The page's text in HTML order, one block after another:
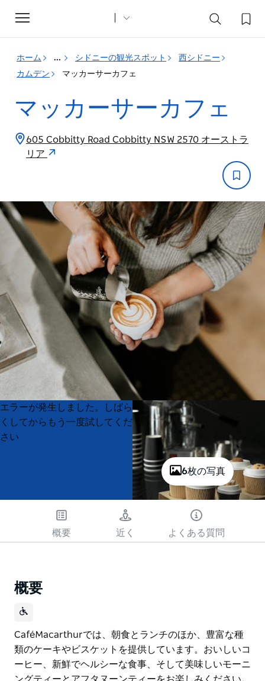
Toggle
navigation
ホーム ... シドニーの観光スポット
西シドニー
カムデン
マッカーサーカフェ
マッカーサーカフェ
605 Cobbitty Road Cobbitty NSW 2570 オーストラ
リア
6枚の写真
Product
List
Product
List
エラーが発生しました。しばら
くしてからもう一度試してくだ
さい
概要 近く よくある質問
概要
CaféMacarthurでは、朝食とランチのほか、豊富な種
類のケーキやビスケットを提供しています。おいしいコ
ーヒー、新鮮でヘルシーな食事、そして美味しいモーニ
ングティーとアフタヌーンティーをお楽しみください。